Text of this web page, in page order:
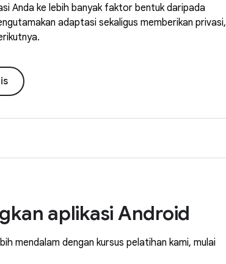
Anda ke lebih banyak faktor bentuk daripada
adaptasi sekaligus memberikan privasi,
aplikasi Android
mendalam dengan kursus pelatihan kami, mulai